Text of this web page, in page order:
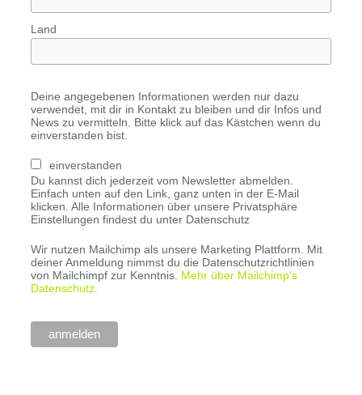
Land
Deine angegebenen Informationen werden nur dazu
verwendet, mit dir in Kontakt zu bleiben und dir Infos und
News zu vermitteln. Bitte klick auf das Kästchen wenn du
einverstanden bist.
einverstanden
Du kannst dich jederzeit vom Newsletter abmelden.
Einfach unten auf den Link, ganz unten in der E-Mail
klicken. Alle Informationen über unsere Privatsphäre
Einstellungen findest du unter Datenschutz
Wir nutzen Mailchimp als unsere Marketing Plattform. Mit
deiner Anmeldung nimmst du die Datenschutzrichtlinien
von Mailchimpf zur Kenntnis. Mehr über Mailchimp's
Datenschutz.